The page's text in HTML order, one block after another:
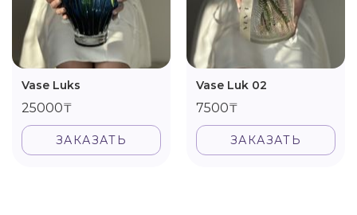
Vase Luks
25000₸
ЗАКАЗАТЬ
Vase Luk 02
7500₸
ЗАКАЗАТЬ